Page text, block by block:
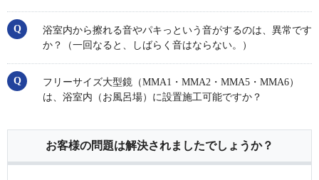
浴室内から擦れる音やパキっという音がするのは、異常です
か？（一回なると、しばらく音はならない。）
フリーサイズ大型鏡（MMA1・MMA2・MMA5・MMA6）
は、浴室内（お風呂場）に設置施工可能ですか？
お客様の問題は解決されましたでしょうか？